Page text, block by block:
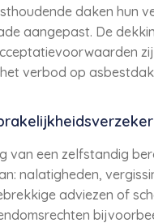
daken hun
aangepast. De
verbod op
van een zelfstandig
nalatigheden,
adviezen of